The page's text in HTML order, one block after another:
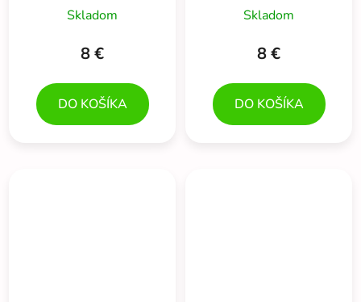
Skladom
8 €
DO KOŠÍKA
Skladom
8 €
DO KOŠÍKA